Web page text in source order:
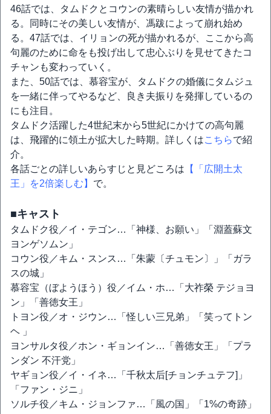
46話では、タムドクとコウンの素晴らしい友情が描かれ
る。同時にその美しい友情が、馮跋によって崩れ始め
る。47話では、イリョンの死が描かれるが、ここから高
句麗のために命をも投げ出して忠心ぶりを見せてきたコ
チャンも変わっていく。
また、50話では、慕容宝が、タムドクの婚儀にタムジュ
を一緒に伴ってやるなど、良き夫振りを発揮しているの
にも注目。
タムドク活躍した4世紀末から5世紀にかけての高句麗
は、飛躍的に領土が拡大した時期。詳しくはこちらで紹
介。
各話ごとの詳しいあらすじと見どころは 【「広開土太
王」を2倍楽しむ】 で。
■キャスト
タムドク役／イ・テゴン…「神様、お願い」「淵蓋蘇文
ヨンゲソムン」
コウン役／キム・スンス…「朱蒙〔チュモン〕」「ガラ
スの城」
慕容宝（ぼようほう）役／イム・ホ…「大祚榮 テジョヨ
ン」「善徳女王」
トヨン役／オ・ジウン…「怪しい三兄弟」「笑ってトン
ヘ 」
ヨンサルタ役／ホン・ギョンイン…「善徳女王」「プラ
ンダン 不汗党」
ヤギョン役／イ・イネ…「千秋太后[チョンチュテフ]」
「ファン・ジニ」
ソルチ役／キム・ジョンファ…「風の国」「1%の奇跡」